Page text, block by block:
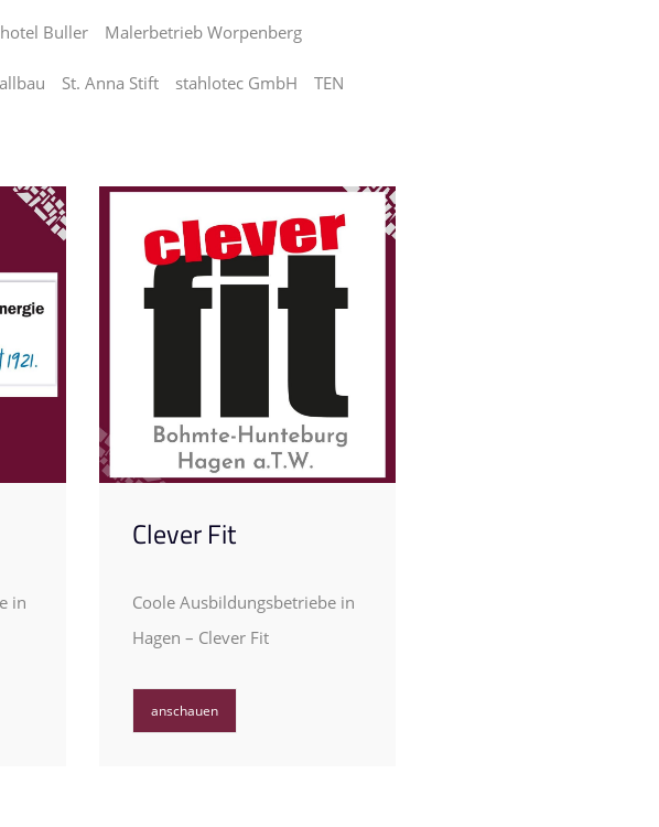
Buller Malerbetrieb Worpenberg
St. Anna Stift stahlotec GmbH TEN
in
Clever Fit
Coole Ausbildungsbetriebe in
Hagen – Clever Fit
anschauen